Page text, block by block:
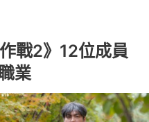
戰2》12位成員
業